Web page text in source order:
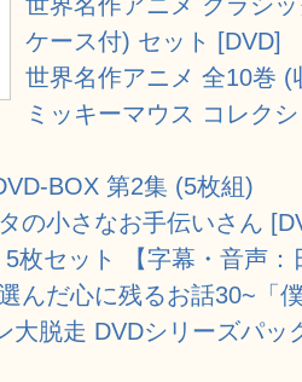
ケース付) セット [DVD]
世界名作アニメ 全10巻
ミッキーマウス コレク
BOX 第2集 (5枚組)
の小さなお手伝いさん
5枚セット 【字幕・音声
んだ心に残るお話30~「
大脱走 DVDシリーズパ